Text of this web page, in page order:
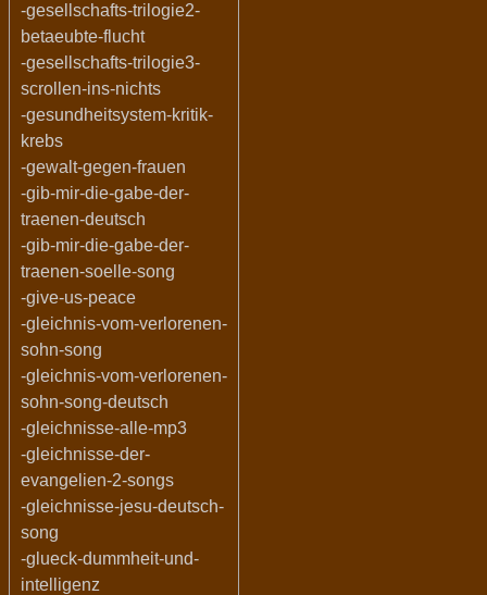
-gesellschafts-trilogie2-
betaeubte-flucht
-gesellschafts-trilogie3-
scrollen-ins-nichts
-gesundheitsystem-kritik-
krebs
-gewalt-gegen-frauen
-gib-mir-die-gabe-der-
traenen-deutsch
-gib-mir-die-gabe-der-
traenen-soelle-song
-give-us-peace
-gleichnis-vom-verlorenen-
sohn-song
-gleichnis-vom-verlorenen-
sohn-song-deutsch
-gleichnisse-alle-mp3
-gleichnisse-der-
evangelien-2-songs
-gleichnisse-jesu-deutsch-
song
-glueck-dummheit-und-
intelligenz